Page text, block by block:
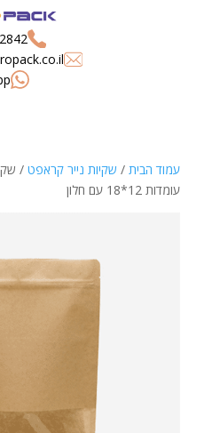
עמוד הבית/ שקיות נייר קראפט/
עומדות 12*18 עם חלון